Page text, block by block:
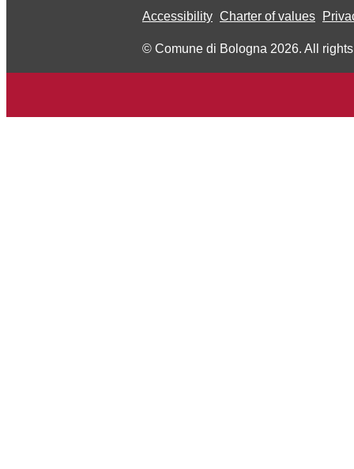
Accessibility Charter of values
© Comune di Bologna 2026. All